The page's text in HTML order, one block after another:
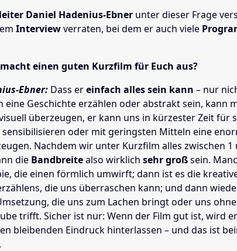
Daniel Hadenius-Ebner unter dieser Frage
Interviewverraten, bei dem er auch viele
einen guten Kurzfilm für Euch aus?
Ebner: Dass ereinfach alles sein kann – nur
eine Geschichte erzählen oder abstrakt sein, kann
überzeugen, er kann uns in kürzester Zeit für
oder mit geringsten Mitteln eine
Nachdem wir unter Kurzfilm alles zwischen
die Bandbreitealso wirklich sehr großsein.
die einen förmlich umwirft; dann ist es die
die uns überraschen kann; und dann
die uns zum Lachen bringt oder uns
trifft. Sicher ist nur: Wenn der Film gut ist, wird
bleibenden Eindruck hinterlassen – und das ist